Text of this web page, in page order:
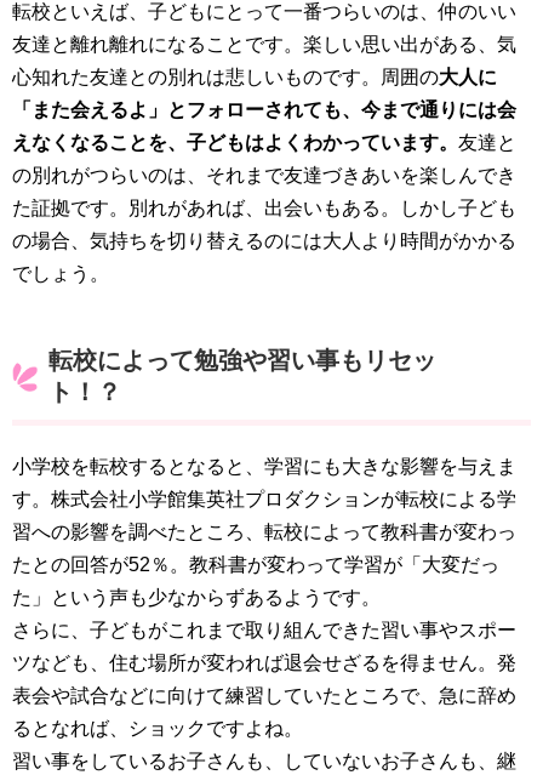
転校といえば、子どもにとって一番つらいのは、仲のいい
友達と離れ離れになることです。楽しい思い出がある、気
心知れた友達との別れは悲しいものです。周囲の大人に
「また会えるよ」とフォローされても、今まで通りには会
えなくなることを、子どもはよくわかっています。 友達と
の別れがつらいのは、それまで友達づきあいを楽しんでき
た証拠です。別れがあれば、出会いもある。しかし子ども
の場合、気持ちを切り替えるのには大人より時間がかかる
でしょう。
転校によって勉強や習い事もリセッ
ト！？
小学校を転校するとなると、学習にも大きな影響を与えま
す。株式会社小学館集英社プロダクションが転校による学
習への影響を調べたところ、転校によって教科書が変わっ
たとの回答が52％。教科書が変わって学習が「大変だっ
た」という声も少なからずあるようです。
さらに、子どもがこれまで取り組んできた習い事やスポー
ツなども、住む場所が変われば退会せざるを得ません。発
表会や試合などに向けて練習していたところで、急に辞め
るとなれば、ショックですよね。
習い事をしているお子さんも、していないお子さんも、継